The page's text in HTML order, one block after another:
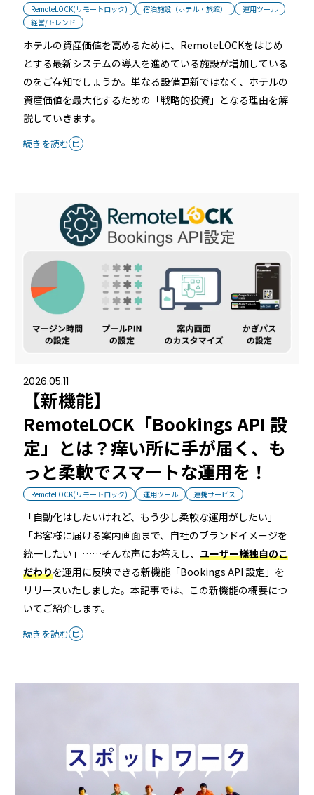
RemoteLOCK(リモートロック) 宿泊施設（ホテル・旅館）
運用ツール
経営/トレンド
ホテルの資産価値を高めるために、RemoteLOCKをはじめ
とする最新システムの導入を進めている施設が増加している
のをご存知でしょうか。単なる設備更新ではなく、ホテルの
資産価値を最大化するための「戦略的投資」となる理由を解
説していきます。
続きを読む
2026.05.11
【新機能】
RemoteLOCK「Bookings API 設
定」とは？痒い所に手が届く、も
っと柔軟でスマートな運用を！
RemoteLOCK(リモートロック) 運用ツール 連携サービス
「自動化はしたいけれど、もう少し柔軟な運用がしたい」
「お客様に届ける案内画面まで、自社のブランドイメージを
統一したい」……そんな声にお答えし、 ユーザー様独自のこ
だわりを運用に反映できる新機能「Bookings API 設定」を
リリースいたしました。本記事では、この新機能の概要につ
いてご紹介します。
続きを読む
ホーム
機能
ユニバーサルアクセスキー＆かぎ
パス
他社スマートロックとの連携
システム連携トップ
連携システム一覧
API連携
製品情報
製品情報トップ
製品ラインナップ
RemoteLOCK 700i
RemoteLOCK 8j-S
RemoteLOCK 9j
RemoteLOCK 9j-Q
TOBIRA
パートナー製品
利用事例
利用事例トップ
宿泊施設
レンタルスペース
店舗
オフィス
公共施設
その他の業種
レンタルスペース
導入の流れ
取付工事
取付工事トップ
工事の様子
施工パートナー 一覧
全てのパートナー
お役立ち記事
カスタマーサポート
お知らせ セミナー
特定商取引法に基づく表記
RemoteLOCKクラウドサービス利用規約
RemoteLOCKアプリダウンロード